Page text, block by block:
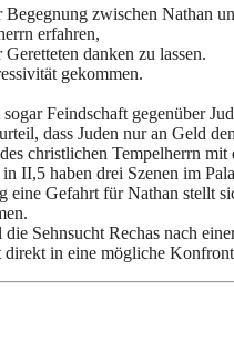
zwischen Nathan
erfahren,
danken zu lassen.
gekommen.
Feindschaft gegenüber
dass Juden nur an Geld
christlichen Tempelherrn
haben drei Szenen im
Gefahrt für Nathan stellt
Sehnsucht Rechas nach
in eine mögliche